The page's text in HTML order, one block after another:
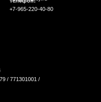
+7-965-220-40-80
/ 771301001 /